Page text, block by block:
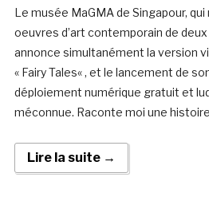
Le musée MaGMA de Singapour,
oeuvres d’art contemporain de
annonce simultanément la version
« Fairy Tales« , et le lancement de
déploiement numérique gratuit et
méconnue. Raconte moi une
Lire la suite →